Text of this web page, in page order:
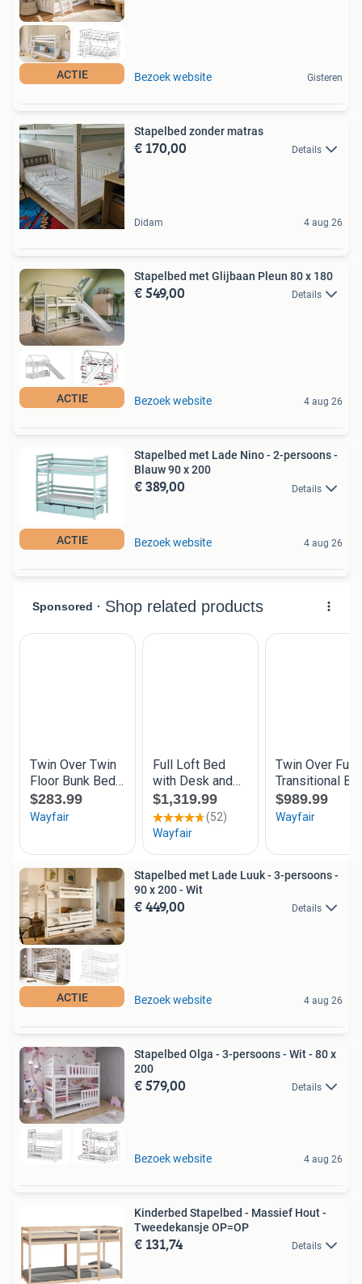
ACTIE Bezoek website Gisteren
Stapelbed zonder matras
€ 170,00 Details
Didam 4 aug 26
ACTIE
Stapelbed met Glijbaan Pleun 80 x 180
€ 549,00 Details
Bezoek website 4 aug 26
ACTIE
Stapelbed met Lade Nino - 2-persoons -
Blauw 90 x 200
€ 389,00 Details
Bezoek website 4 aug 26
ACTIE
Stapelbed met Lade Luuk - 3-persoons -
90 x 200 - Wit
€ 449,00 Details
Bezoek website 4 aug 26
Stapelbed Olga - 3-persoons - Wit - 80 x
200
€ 579,00 Details
Bezoek website 4 aug 26
Kinderbed Stapelbed - Massief Hout -
Tweedekansje OP=OP
€ 131,74 Details